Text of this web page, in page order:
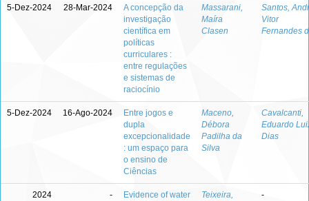
5-Dez-2024 28-Mar-2024
A concepção da
investigação
científica em
políticas
curriculares :
entre regulações
e sistemas de
raciocínio
Massarani,
Maíra
Clasen
Santos,
Vitor
Fernandes
5-Dez-2024 16-Ago-2024
Entre jogos e
dupla
excepcionalidade
: um espaço para
o ensino de
Ciências
Maceno,
Débora
Padilha da
Silva
Cavalcanti,
Eduardo
Dias
2024 -
Evidence of water
Teixeira,
-